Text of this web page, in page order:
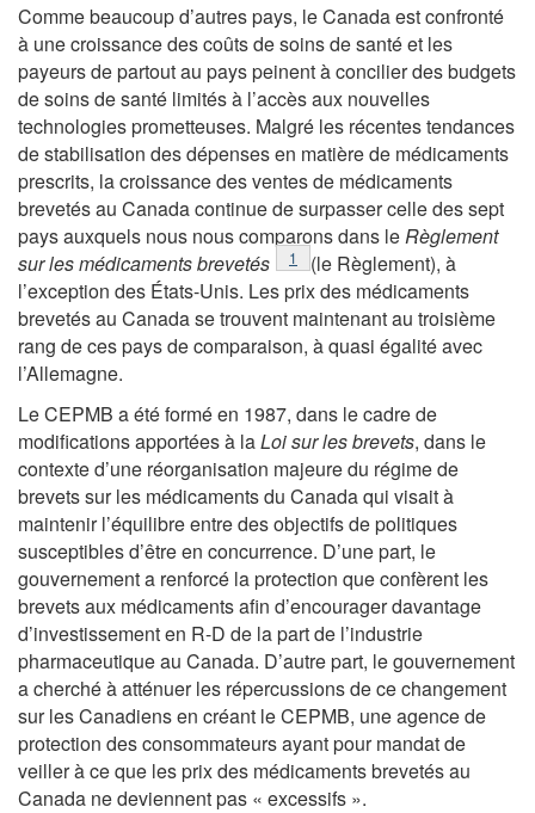
Comme beaucoup d’autres pays, le Canada est confronté
à une croissance des coûts de soins de santé et les
payeurs de partout au pays peinent à concilier des budgets
de soins de santé limités à l’accès aux nouvelles
technologies prometteuses. Malgré les récentes tendances
de stabilisation des dépenses en matière de médicaments
prescrits, la croissance des ventes de médicaments
brevetés au Canada continue de surpasser celle des sept
pays auxquels nous nous comparons dans le Règlement
sur les médicaments brevetés
Notes de bas de page
1
(le Règlement), à
l’exception des États-Unis. Les prix des médicaments
brevetés au Canada se trouvent maintenant au troisième
rang de ces pays de comparaison, à quasi égalité avec
l’Allemagne.
Le CEPMB a été formé en 1987, dans le cadre de
modifications apportées à laLoi sur les brevets, dans le
contexte d’une réorganisation majeure du régime de
brevets sur les médicaments du Canada qui visait à
maintenir l’équilibre entre des objectifs de politiques
susceptibles d’être en concurrence. D’une part, le
gouvernement a renforcé la protection que confèrent les
brevets aux médicaments afin d’encourager davantage
d’investissement en R-D de la part de l’industrie
pharmaceutique au Canada. D’autre part, le gouvernement
a cherché à atténuer les répercussions de ce changement
sur les Canadiens en créant le CEPMB, une agence de
protection des consommateurs ayant pour mandat de
veiller à ce que les prix des médicaments brevetés au
Canada ne deviennent pas « excessifs ».